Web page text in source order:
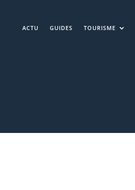
ACTU GUIDES TOURISME